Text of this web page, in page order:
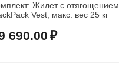
Жилет с отягощением
Vest, макс. вес 25 кг
690.00 ₽